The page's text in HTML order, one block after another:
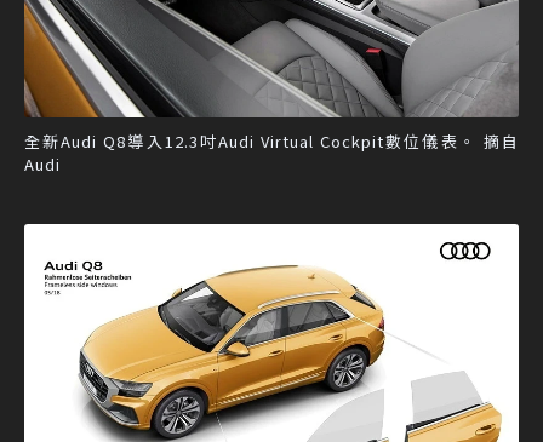
全新Audi Q8導入12.3吋Audi Virtual Cockpit數位儀表。 摘自
Audi